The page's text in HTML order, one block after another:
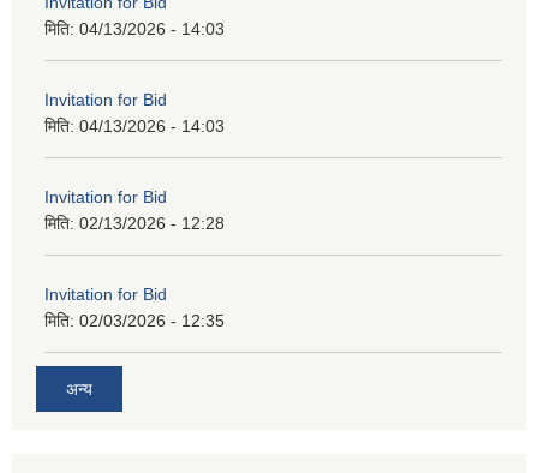
मिति: 04/13/2026 - 14:03
Invitation for Bid
मिति: 04/13/2026 - 14:03
Invitation for Bid
मिति: 02/13/2026 - 12:28
Invitation for Bid
मिति: 02/03/2026 - 12:35
अन्य